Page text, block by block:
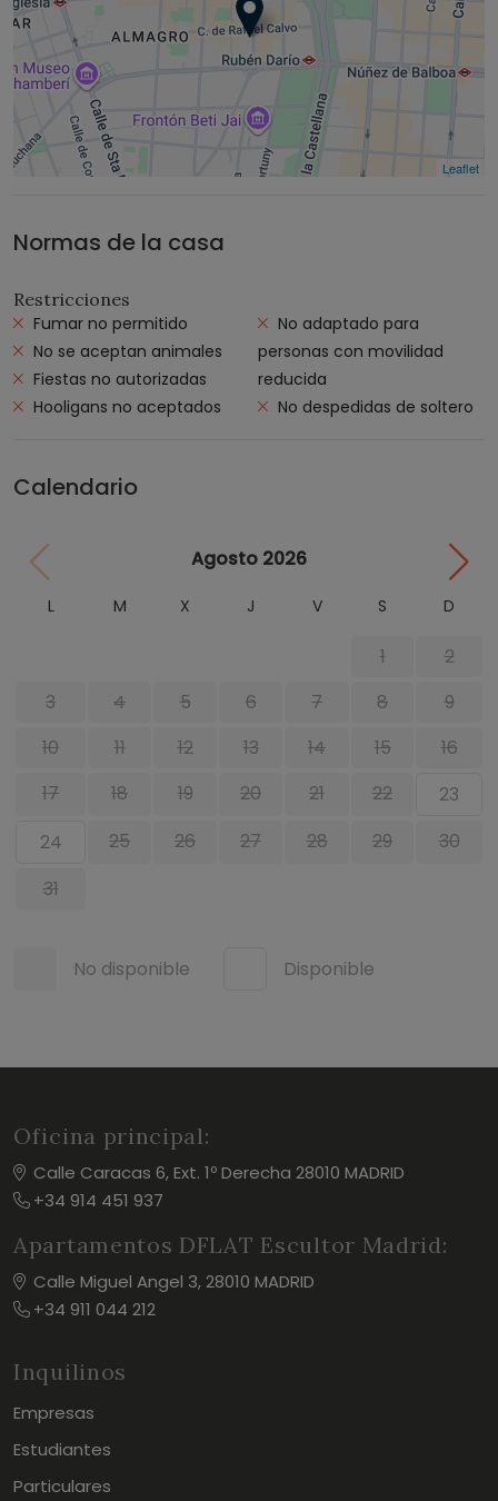
Leaflet
Normas de la casa
Restricciones
Fumar no permitido
No se aceptan animales
Fiestas no autorizadas
Hooligans no aceptados
personas con movilidad
reducida
No despedidas de soltero
Calendario
Agosto 2026
L M X J V S D
1
2
3
4 5 6 7 8
9
10
11 12 13 14 15
16
17
18 19 20 21 22
23
24
25 26 27 28 29
30
31
No disponible Disponible
Oficina principal:
Calle Caracas 6, Ext. 1º Derecha 28010 MADRID
+34 914 451 937
Apartamentos DFLAT Escultor Madrid:
Calle Miguel Angel 3, 28010 MADRID
+34 911 044 212
Inquilinos
Empresas
Estudiantes
Particulares